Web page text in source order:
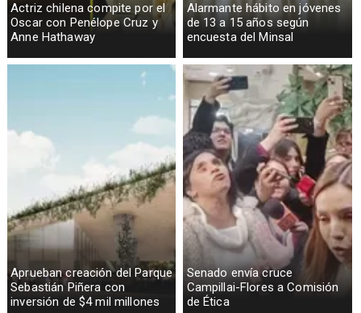
Actriz chilena compite por el
Oscar con Penélope Cruz y
Anne Hathaway
Alarmante hábito en jóvenes
de 13 a 15 años según
encuesta del Minsal
Aprueban creación del Parque
Sebastián Piñera con
inversión de $4 mil millones
Senado envía cruce
Campillai-Flores a Comisión
de Ética